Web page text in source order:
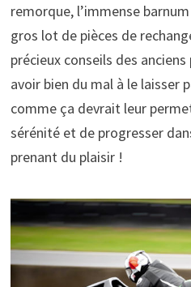
remorque, l’immense
gros lot de pièces de
précieux conseils des
avoir bien du mal à le laisser
comme ça devrait leur
sérénité et de progresser
prenant du plaisir !